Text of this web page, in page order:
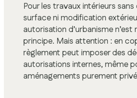
Pour les travaux intérieurs
surface ni modification
autorisation d’urbanisme n’est
principe. Mais attention : en
règlement peut imposer des
autorisations internes, même
aménagements purement